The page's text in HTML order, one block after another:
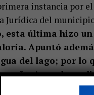
instancia por
Jurídica del
esta última hizo
Apuntó
del lago; por
a La Armada
ubicación y